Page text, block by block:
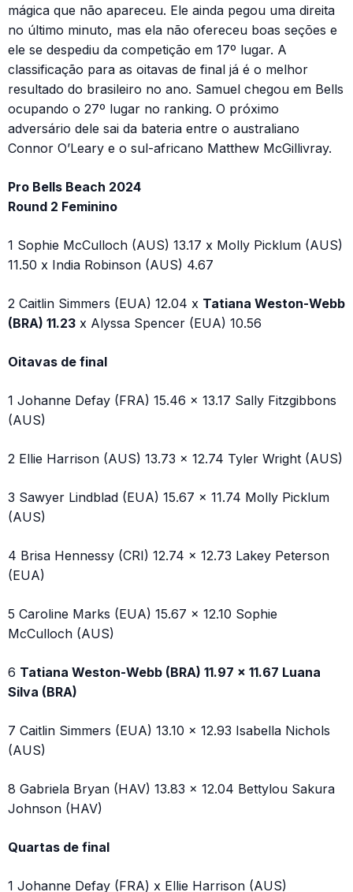
mágica que não apareceu. Ele ainda pegou uma direita
no último minuto, mas ela não ofereceu boas seções e
ele se despediu da competição em 17º lugar. A
classificação para as oitavas de final já é o melhor
resultado do brasileiro no ano. Samuel chegou em Bells
ocupando o 27º lugar no ranking. O próximo
adversário dele sai da bateria entre o australiano
Connor O’Leary e o sul-africano Matthew McGillivray.
Pro Bells Beach 2024
Round 2 Feminino
1 Sophie McCulloch (AUS) 13.17 x Molly Picklum (AUS)
11.50 x India Robinson (AUS) 4.67
2 Caitlin Simmers (EUA) 12.04 x Tatiana Weston-Webb
(BRA) 11.23 x Alyssa Spencer (EUA) 10.56
Oitavas de final
1 Johanne Defay (FRA) 15.46 x 13.17 Sally Fitzgibbons
(AUS)
2 Ellie Harrison (AUS) 13.73 x 12.74 Tyler Wright (AUS)
3 Sawyer Lindblad (EUA) 15.67 x 11.74 Molly Picklum
(AUS)
4 Brisa Hennessy (CRI) 12.74 x 12.73 Lakey Peterson
(EUA)
5 Caroline Marks (EUA) 15.67 x 12.10 Sophie
McCulloch (AUS)
6 Tatiana Weston-Webb (BRA) 11.97 x 11.67 Luana
Silva (BRA)
7 Caitlin Simmers (EUA) 13.10 x 12.93 Isabella Nichols
(AUS)
8 Gabriela Bryan (HAV) 13.83 x 12.04 Bettylou Sakura
Johnson (HAV)
Quartas de final
1 Johanne Defay (FRA) x Ellie Harrison (AUS)